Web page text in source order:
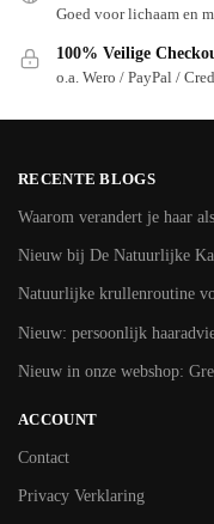
Goed voor lichaam en
100% Veilige
o.a. Wero / PayPal /
RECENTE BLOGS
Waarom verandert je haar
Nieuw bij De Natuurlijke
Natuurlijke krullenroutine
Nieuw: persoonlijk
Nieuw in onze webshop:
ACCOUNT
Contact
Privacy Verklaring